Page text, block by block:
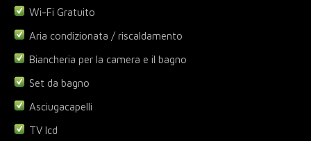
Wi-Fi Gratuito
Aria condizionata / riscaldamento
Biancheria per la camera e il bagno
Set da bagno
Asciugacapelli
TV lcd